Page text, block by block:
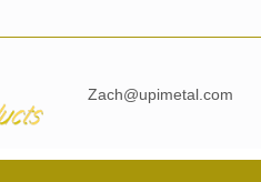
Zach@upimetal.com